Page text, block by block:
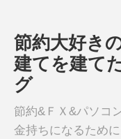
節約大好き
建てを建て
グ
節約&ＦＸ&パソコ
金持ちになるため